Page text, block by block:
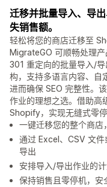
迁移并批量导入、导
失销售额。
轻松将您的商店迁移至
MigrateGO 可顺畅处理
301 重定向的批量导入/
构，支持多语言内容、自
进而确保 SEO 完整性。
作业的理想之选。借助高
Shopify，实现无缝式零停
一键迁移您的整个商店
通过 Excel、CSV 文
导出
安排导入/导出作业的
保持销售且零停机，安